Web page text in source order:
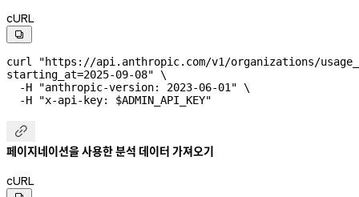
cURL

curl
"https://api.anthropic.com/v1/organizations/
starting_at=2025-09-08" \
  -H
"anthropic-version: 2023-06-01" \
  -H
"x-api-key: $ADMIN_API_KEY"

페이지네이션을 사용한 분석 데이터 가져오기
cURL